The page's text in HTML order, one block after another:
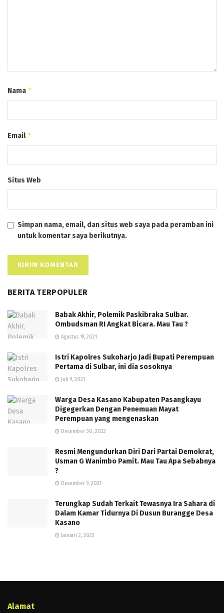
Nama *
Email*
Situs Web
Simpan nama, email, dan situs web saya pada peramban ini
untuk komentar saya berikutnya.
BERITA TERPOPULER
Babak Akhir, Polemik Paskibraka Sulbar.
Ombudsman RI Angkat Bicara. Mau Tau ?
Agustus 19, 2021
Istri Kapolres Sukoharjo Jadi Bupati Perempuan
Pertama di Sulbar, ini dia sosoknya
Juli 9, 2021
Warga Desa Kasano Kabupaten Pasangkayu
Digegerkan Dengan Penemuan Mayat
Perempuan yang mengenaskan
Desember 30, 2022
Resmi Mengundurkan Diri Dari Partai Demokrat,
Usman G Wanimbo Pamit. Mau Tau Apa Sebabnya
?
Desember 9, 2021
Terungkap Sudah Terkait Tewasnya Ira Sahara di
Dalam Kamar Tidurnya Di Dusun Burangge Desa
Kasano
Januari 2, 2023
Alamat